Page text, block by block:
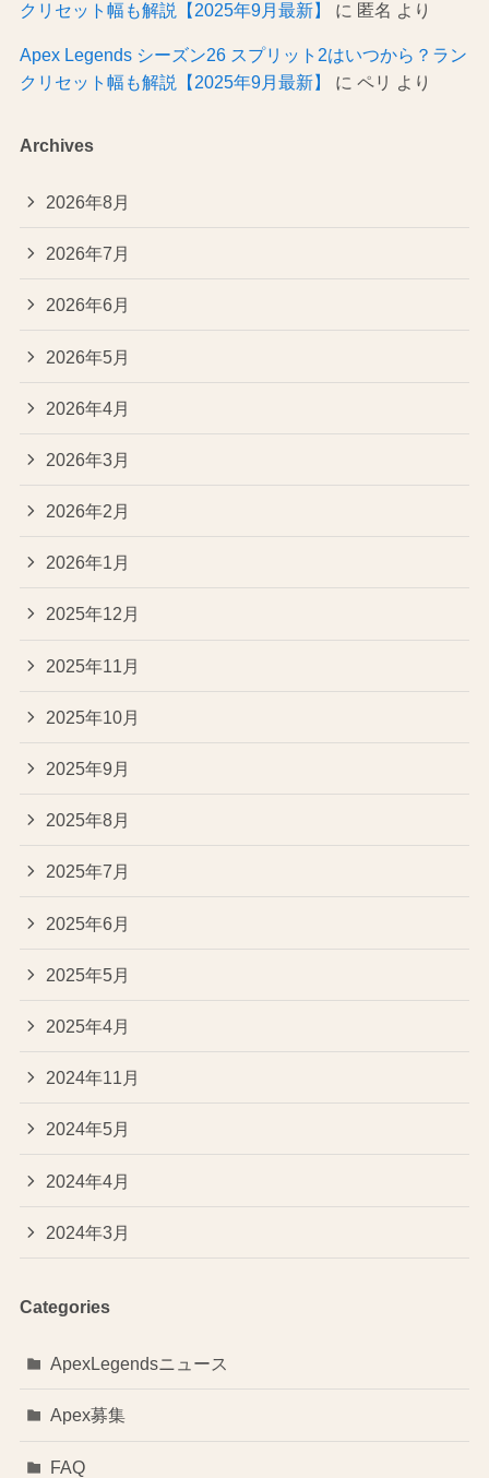
クリセット幅も解説【2025年9月最新】 に 匿名 より
Apex Legends シーズン26 スプリット2はいつから？ラン
クリセット幅も解説【2025年9月最新】
に ペリ より
Archives
2026年8月
2026年7月
2026年6月
2026年5月
2026年4月
2026年3月
2026年2月
2026年1月
2025年12月
2025年11月
2025年10月
2025年9月
2025年8月
2025年7月
2025年6月
2025年5月
2025年4月
2024年11月
2024年5月
2024年4月
2024年3月
Categories
ApexLegendsニュース
Apex募集
FAQ